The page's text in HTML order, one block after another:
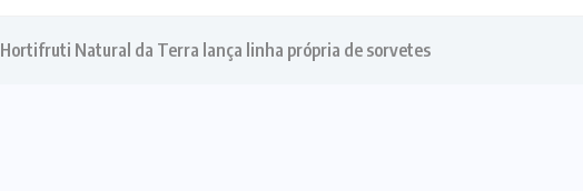
Hortifruti Natural da Terra lança linha própria de sorvetes